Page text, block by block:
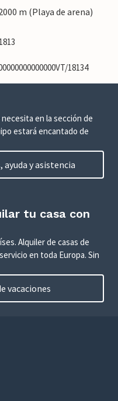
m (Playa de arena)
18134
en la sección de
estará encantado de
y asistencia
tu casa con
Alquiler de casas de
en toda Europa. Sin
vacaciones